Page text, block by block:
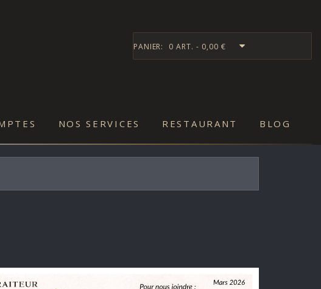
PANIER: 0 ART. - 0,00 €
NOS SERVICES RESTAURANT BLOG